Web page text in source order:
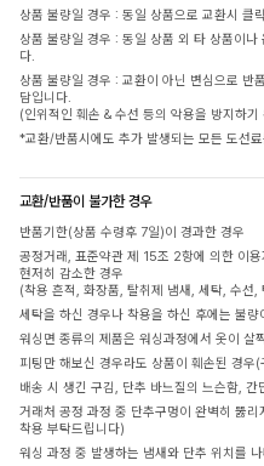
상품 불량일 경우 : 동일 상품으로 교환시 클
상품 불량일 경우 : 동일 상품 외 타 상품이
다.
상품 불량일 경우 : 교환이 아닌 변심으로
담입니다.
(인위적인 훼손 & 수선 등의 악용을 방지하
*교환/반품시에도 추가 발생되는 모든 도선
교환/반품이 불가한 경우
반품기한(상품 수령후 7일)이 경과한 경우
공정거래, 표준약관 제 15조 2항에 의한 이
현저히 감소한 경우
(착용 흔적, 화장품, 탈취제 냄새, 세탁, 수선,
세탁을 하신 경우나 착용을 하신 후에는 불
워싱면 종류의 제품은 워싱과정에서 옷이 살
피팅만 해보신 경우라도 상품이 훼손된 경우
배송 시 생긴 구김, 단추 바느질의 느슨함,
거래처 공정 과정 중 단추구멍이 완벽히 뚫
착용 부탁드립니다)
워싱 과정 중 발생하는 냄새와 단추 위치를